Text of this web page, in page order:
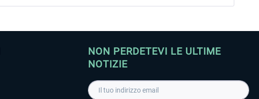
NON PERDETEVI LE ULTIME
NOTIZIE